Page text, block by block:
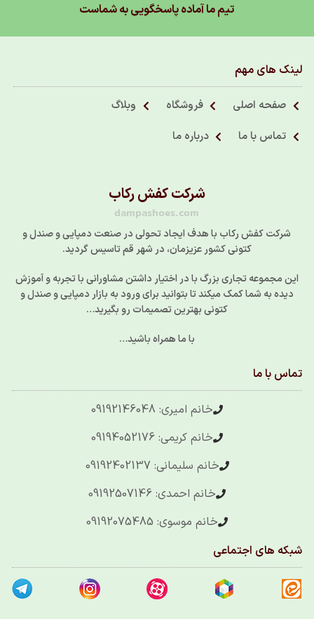
تیم ما آماده پاسخگویی به شماست
لینک های مهم
صفحه اصلی فروشگاه
وبلاگ
تماس با ما
درباره ما
شرکت کفش رکاب
dampashoes.com
شرکت کفش رکاب با هدف ایجاد تحولی در صنعت دمپایی و صندل و
کتونی کشور عزیزمان، در شهر قم تاسیس گردید.
این مجموعه تجاری بزرگ با در اختیار داشتن مشاورانی با تجربه و آموزش
دیده به شما کمک میکند تا بتوانید برای ورود به بازار دمپایی و صندل و
کتونی بهترین تصمیمات رو بگیرید…
با ما همراه باشید…
تماس با ما
خانم امیری: 09192146048
خانم کریمی: 09194052176
خانم سلیمانی: 09192402137
خانم احمدی: 09192507146
خانم موسوی: 09192075485
شبکه های اجتماعی